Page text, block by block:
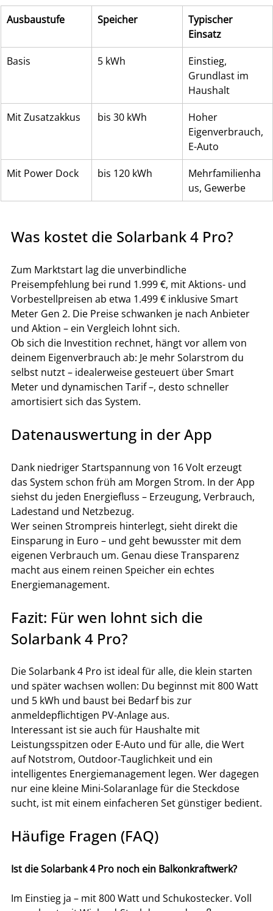
Ausbaustufe Speicher
Typischer
Einsatz
Basis
5 kWh
Einstieg,
Grundlast im
Haushalt
Mit Zusatzakkus
bis 30 kWh
Hoher
Eigenverbrauch,
E-Auto
Mit Power Dock
bis 120 kWh
Mehrfamilienha
us, Gewerbe
Was kostet die Solarbank 4 Pro?
Zum Marktstart lag die unverbindliche
Preisempfehlung bei rund 1.999 €, mit Aktions- und
Vorbestellpreisen ab etwa 1.499 € inklusive Smart
Meter Gen 2. Die Preise schwanken je nach Anbieter
und Aktion – ein Vergleich lohnt sich.
Ob sich die Investition rechnet, hängt vor allem von
deinem Eigenverbrauch ab: Je mehr Solarstrom du
selbst nutzt – idealerweise gesteuert über Smart
Meter und dynamischen Tarif –, desto schneller
amortisiert sich das System.
Datenauswertung in der App
Dank niedriger Startspannung von 16 Volt erzeugt
das System schon früh am Morgen Strom. In der App
siehst du jeden Energiefluss – Erzeugung, Verbrauch,
Ladestand und Netzbezug.
Wer seinen Strompreis hinterlegt, sieht direkt die
Einsparung in Euro – und geht bewusster mit dem
eigenen Verbrauch um. Genau diese Transparenz
macht aus einem reinen Speicher ein echtes
Energiemanagement.
Fazit: Für wen lohnt sich die
Solarbank 4 Pro?
Die Solarbank 4 Pro ist ideal für alle, die klein starten
und später wachsen wollen: Du beginnst mit 800 Watt
und 5 kWh und baust bei Bedarf bis zur
anmeldepflichtigen PV-Anlage aus.
Interessant ist sie auch für Haushalte mit
Leistungsspitzen oder E-Auto und für alle, die Wert
auf Notstrom, Outdoor-Tauglichkeit und ein
intelligentes Energiemanagement legen. Wer dagegen
nur eine kleine Mini-Solaranlage für die Steckdose
sucht, ist mit einem einfacheren Set günstiger bedient.
Häufige Fragen (FAQ)
Ist die Solarbank 4 Pro noch ein Balkonkraftwerk?
Im Einstieg ja – mit 800 Watt und Schukostecker. Voll